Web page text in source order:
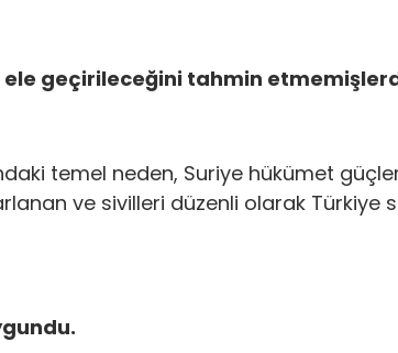
geçirileceğini tahmin
temel neden, Suriye hükümet
ve sivilleri düzenli olarak Türkiye